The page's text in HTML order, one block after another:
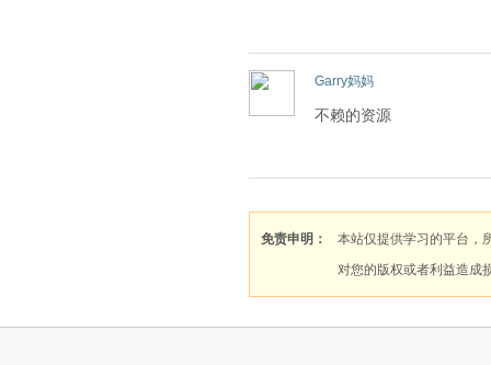
Garry妈妈
不赖的资源
免责申明：
本站仅提供学习的平台，
对您的版权或者利益造成